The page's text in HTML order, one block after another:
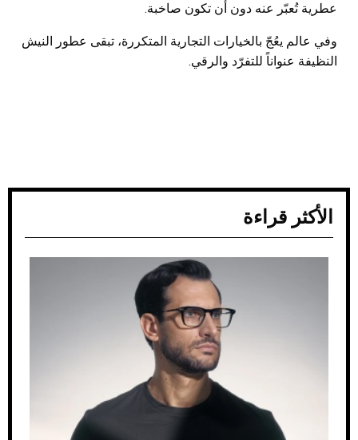
عطرية تُعبّر عنه دون أن تكون صاخبة.
وفي عالم يعُجّ بالخيارات التجارية المتكررة، تبقى عطور النيش
النظيفة عنواناً للتفرّد والرقي.
الأكثر قراءة